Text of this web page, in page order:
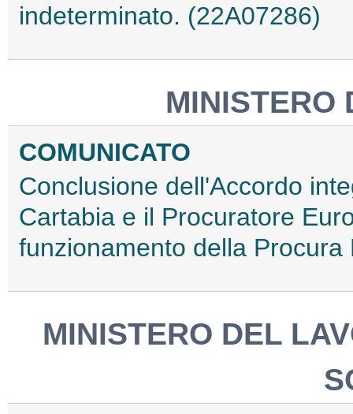
indeterminato. (22A07286)
MINISTERO
COMUNICATO
Conclusione dell'Accordo
Cartabia e il Procuratore
funzionamento della
MINISTERO DEL